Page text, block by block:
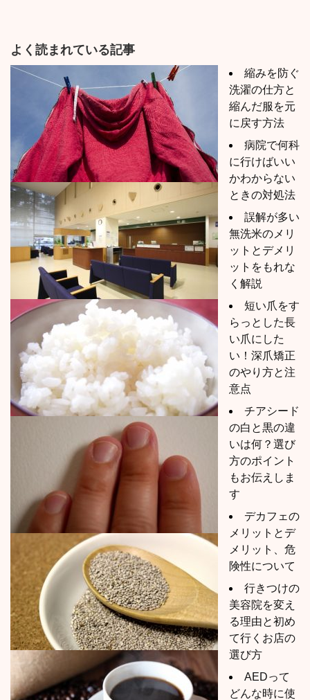
よく読まれている記事
縮みを防ぐ
洗濯の仕方と
縮んだ服を元
に戻す方法
病院で何科
に行けばいい
かわからない
ときの対処法
誤解が多い
無洗米のメリ
ットとデメリ
ットをもれな
く解説
短い爪をす
らっとした長
い爪にした
い！深爪矯正
のやり方と注
意点
チアシード
の白と黒の違
いは何？選び
方のポイント
もお伝えしま
す
デカフェの
メリットとデ
メリット、危
険性について
行きつけの
美容院を変え
る理由と初め
て行くお店の
選び方
AEDって
どんな時に使